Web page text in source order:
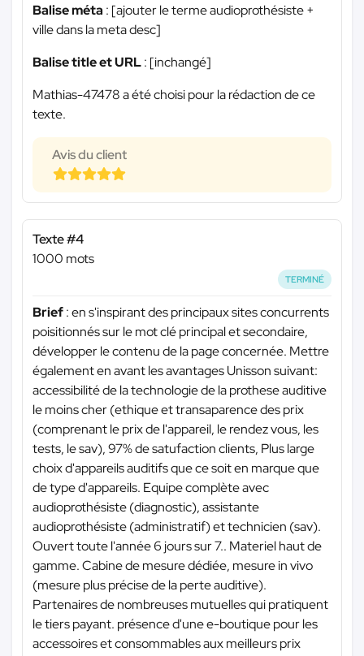
Balise méta : [ajouter le terme audioprothésiste +
ville dans la meta desc]
Balise title et URL: [inchangé]
Mathias-47478 a été choisi pour la rédaction de ce
texte.
Avis du client
Texte #4
1000 mots
TERMINÉ
Brief: en s'inspirant des principaux sites concurrents
poisitionnés sur le mot clé principal et secondaire,
développer le contenu de la page concernée. Mettre
également en avant les avantages Unisson suivant:
accessibilité de la technologie de la prothese auditive
le moins cher (ethique et transaparence des prix
(comprenant le prix de l'appareil, le rendez vous, les
tests, le sav), 97% de satufaction clients, Plus large
choix d'appareils auditifs que ce soit en marque que
de type d'appareils. Equipe complète avec
audioprothésiste (diagnostic), assistante
audioprothésiste (administratif) et technicien (sav).
Ouvert toute l'année 6 jours sur 7.. Materiel haut de
gamme. Cabine de mesure dédiée, mesure in vivo
(mesure plus précise de la perte auditive).
Partenaires de nombreuses mutuelles qui pratiquent
le tiers payant. présence d'une e-boutique pour les
accessoires et consommables aux meilleurs prix